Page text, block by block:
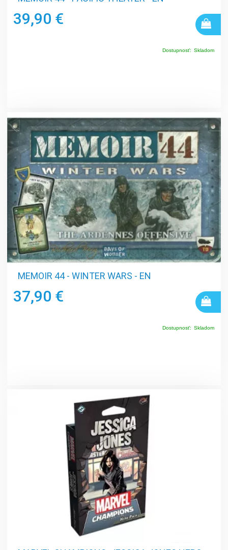
39,90 €
Dostupnosť: Skladom
MEMOIR 44 - WINTER WARS - EN
37,90 €
Dostupnosť: Skladom